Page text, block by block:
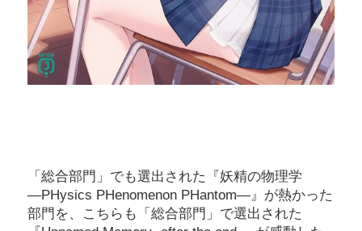
「総合部門」でも選出された『妖精の物理学
―PHysics PHenomenon PHantom―』が熱かった
部門を、こちらも「総合部門」で選出された